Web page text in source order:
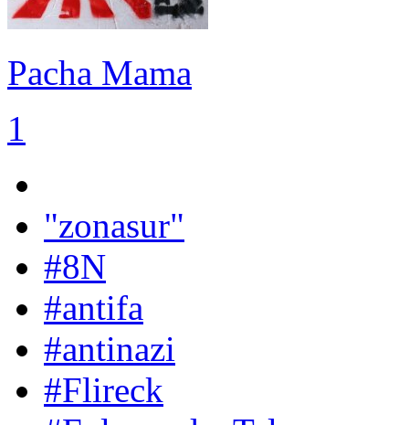
Pacha Mama
1
"zonasur"
#8N
#antifa
#antinazi
#Flireck